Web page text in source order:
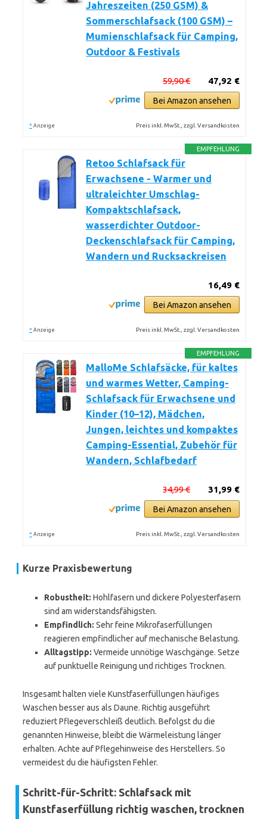
Jahreszeiten (250 GSM) &
Sommerschlafsack (100 GSM) –
Mumienschlafsack für Camping,
Outdoor & Festivals
47,92 €
59,90 €
Bei Amazon ansehen
* Anzeige Preis inkl. MwSt., zzgl. Versandkosten
EMPFEHLUNG
Retoo Schlafsack für
Erwachsene - Warmer und
ultraleichter Umschlag-
Kompaktschlafsack,
wasserdichter Outdoor-
Deckenschlafsack für Camping,
Wandern und Rucksackreisen
16,49 €
Bei Amazon ansehen
* Anzeige Preis inkl. MwSt., zzgl. Versandkosten
EMPFEHLUNG
MalloMe Schlafsäcke, für kaltes
und warmes Wetter, Camping-
Schlafsack für Erwachsene und
Kinder (10–12), Mädchen,
Jungen, leichtes und kompaktes
Camping-Essential, Zubehör für
Wandern, Schlafbedarf
31,99 €
34,99 €
Bei Amazon ansehen
* Anzeige Preis inkl. MwSt., zzgl. Versandkosten
Kurze Praxisbewertung
Robustheit: Hohlfasern und dickere Polyesterfasern
sind am widerstandsfähigsten.
Empfindlich: Sehr feine Mikrofaserfüllungen
reagieren empfindlicher auf mechanische Belastung.
Alltagstipp: Vermeide unnötige Waschgänge. Setze
auf punktuelle Reinigung und richtiges Trocknen.
Insgesamt halten viele Kunstfaserfüllungen häufiges
Waschen besser aus als Daune. Richtig ausgeführt
reduziert Pflegeverschleiß deutlich. Befolgst du die
genannten Hinweise, bleibt die Wärmeleistung länger
erhalten. Achte auf Pflegehinweise des Herstellers. So
vermeidest du die häufigsten Fehler.
Schritt-für-Schritt: Schlafsack mit
Kunstfaserfüllung richtig waschen, trocknen